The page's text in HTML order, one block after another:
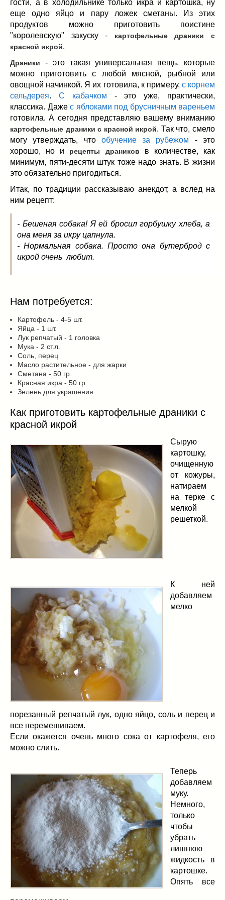
Заначка на зиму!(29)
Грибы(5)
Напитки
Овощные заготовки
(11)
Поговорим о (19)
конкурсы
продуктах (2)
разном(9)
Постные рецепты(8)
Праздничные блюда(21)
8 марта (1)
День всех влюбленных(3)
мужские даты (1)
Пасха(7)
гости, а в холодильнике только икра и картошка, ну
еще одно яйцо и пару ложек сметаны. Из этих
продуктов можно приготовить поистине
"королевскую" закуску -
картофельные драники с
красной икрой.
Драники - это такая универсальная вещь, которые
можно приготовить с любой мясной, рыбной или
овощной начинкой. Я их готовила, к примеру, с корнем
сельдерея. С кабачком - это уже, практически,
классика. Даже с яблоками под брусничным вареньем
готовила. А сегодня представляю вашему вниманию
картофельные драники с красной икрой. Так что, смело
могу утверждать, что обучение за рубежом - это
хорошо, но и рецепты драников в количестве, как
минимум, пяти-десяти штук тоже надо знать. В жизни
это обязательно пригодиться.
Итак, по традиции рассказываю анекдот, а вслед на
ним рецепт:
- Бешеная собака! Я ей бросил горбушку хлеба, а
она меня за икру цапнула.
- Нормальная собака. Просто она бутерброд с
икрой очень любит.
Нам потребуется:
Картофель - 4-5 шт.
Яйца - 1 шт.
Лук репчатый - 1 головка
Мука - 2 ст.л.
Соль, перец
Масло растительное - для жарки
Сметана - 50 гр.
Красная икра - 50 гр.
Зелень для украшения
Как приготовить картофельные драники с
красной икрой
Сырую
картошку,
очищенную
от кожуры,
натираем
на терке с
мелкой
решеткой.
К ней
добавляем
мелко
порезанный репчатый лук, одно яйцо, соль и перец и
все перемешиваем.
Если окажется очень много сока от картофеля, его
можно слить.
Теперь
добавляем
муку.
Немного,
только
чтобы
убрать
лишнюю
жидкость в
картошке.
Опять все